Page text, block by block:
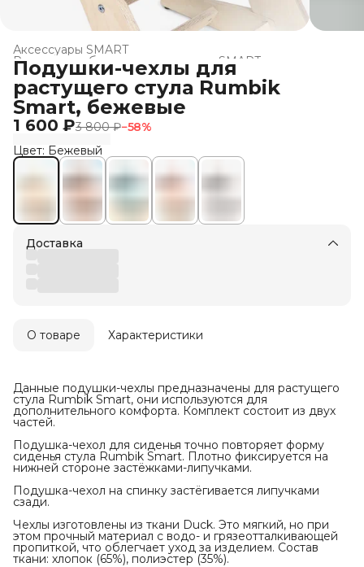
Аксессуары SMART
Растущая мебель для школьников SMART
Все товары Rumbik ›
Главная ›
Подушки-чехлы для
растущего стула Rumbik
Smart, бежевые
1 600 ₽3 800 ₽−58%
Цвет: Бежевый
Доставка
О товаре Характеристики
Данные подушки-чехлы предназначены для растущего
стула Rumbik Smart, они используются для
дополнительного комфорта. Комплект состоит из двух
частей.
Подушка-чехол для сиденья точно повторяет форму
сиденья стула Rumbik Smart. Плотно фиксируется на
нижней стороне застёжками-липучками.
Подушка-чехол на спинку застёгивается липучками
сзади.
Чехлы изготовлены из ткани Duck. Это мягкий, но при
этом прочный материал с водо- и грязеотталкивающей
пропиткой, что облегчает уход за изделием. Состав
ткани: хлопок (65%), полиэстер (35%).